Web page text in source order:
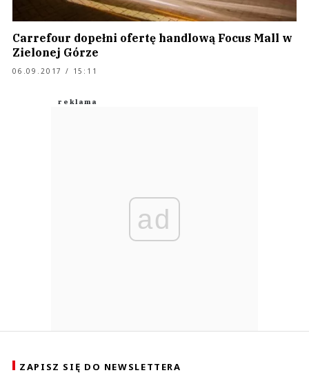
Carrefour dopełni ofertę handlową Focus Mall w
Zielonej Górze
06.09.2017 / 15:11
ad
ZAPISZ SIĘ DO NEWSLETTERA